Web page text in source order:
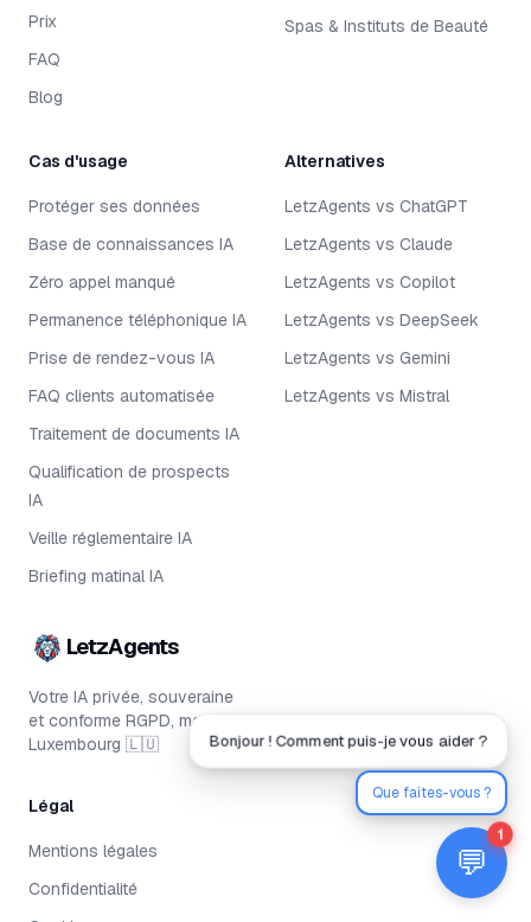
Prix
FAQ
Blog
Spas & Instituts de Beauté
Cas d'usage
Protéger ses données
Base de connaissances IA
Zéro appel manqué
Permanence téléphonique IA
Prise de rendez-vous IA
FAQ clients automatisée
Traitement de documents IA
Qualification de prospects
IA
Veille réglementaire IA
Briefing matinal IA
Alternatives
LetzAgents vs ChatGPT
LetzAgents vs Claude
LetzAgents vs Copilot
LetzAgents vs DeepSeek
LetzAgents vs Gemini
LetzAgents vs Mistral
LetzAgents
Votre IA privée, souveraine
et conforme RGPD, made in
Luxembourg 🇱🇺
Légal
Mentions légales
Confidentialité
💬
1
Bonjour ! Comment puis-je vous aider ?
Que faites-vous ?